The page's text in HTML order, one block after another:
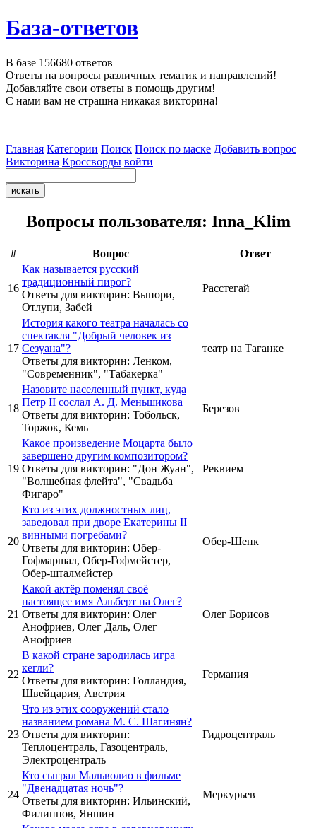
База-ответов
В базе 156680 ответов
Ответы на вопросы различных тематик и направлений!
Добавляйте свои ответы в помощь другим!
С нами вам не страшна никакая викторина!
Главная Категории Поиск Поиск по маске Добавить вопрос
Викторина Кроссворды войти
Вопросы пользователя: Inna_Klim
# Вопрос Ответ
16
Как называется русский
традиционный пирог?
Ответы для викторин: Выпори,
Отлупи, Забей
Расстегай
17
История какого театра началась со
спектакля "Добрый человек из
Сезуана"?
Ответы для викторин: Ленком,
"Современник", "Табакерка"
театр на Таганке
18
Назовите населенный пункт, куда
Петр II сослал А. Д. Меньшикова
Ответы для викторин: Тобольск,
Торжок, Кемь
Березов
19
Какое произведение Моцарта было
завершено другим композитором?
Ответы для викторин: "Дон Жуан",
"Волшебная флейта", "Свадьба
Фигаро"
Реквием
20
Кто из этих должностных лиц,
заведовал при дворе Екатерины II
винными погребами?
Ответы для викторин: Обер-
Гофмаршал, Обер-Гофмейстер,
Обер-шталмейстер
Обер-Шенк
21
Какой актёр поменял своё
настоящее имя Альберт на Олег?
Ответы для викторин: Олег
Анофриев, Олег Даль, Олег
Анофриев
Олег Борисов
22
В какой стране зародилась игра
кегли?
Ответы для викторин: Голландия,
Швейцария, Австрия
Германия
23
Что из этих сооружений стало
названием романа М. С. Шагинян?
Ответы для викторин:
Теплоцентраль, Газоцентраль,
Электроцентраль
Гидроцентраль
24
Кто сыграл Мальволио в фильме
"Двенадцатая ночь"?
Ответы для викторин: Ильинский,
Филиппов, Яншин
Меркурьев